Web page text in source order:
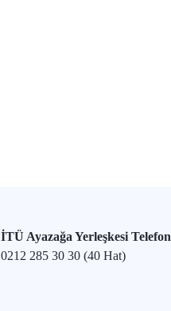
İTÜ Ayazağa Yerleşkesi Telefon
0212 285 30 30 (40 Hat)